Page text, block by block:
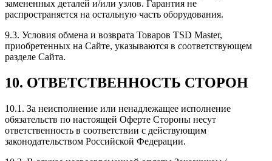
замененных деталей и/или узлов. Гарантия не
распространяется на остальную часть оборудования.
9.3. Условия обмена и возврата Товаров TSD Master,
приобретенных на Сайте, указываются в соответствующем
разделе Сайта.
10. ОТВЕТСТВЕННОСТЬ СТОРОН
10.1. За неисполнение или ненадлежащее исполнение
обязательств по настоящей Оферте Стороны несут
ответственность в соответствии с действующим
законодательством Российской Федерации.